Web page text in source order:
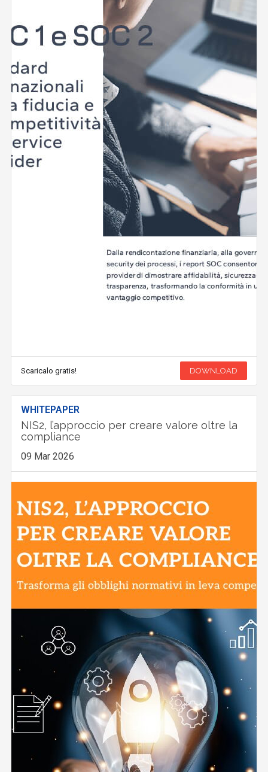
Scaricalo gratis! DOWNLOAD
WHITEPAPER
NIS2, l’approccio per creare valore oltre la
compliance
09 Mar 2026